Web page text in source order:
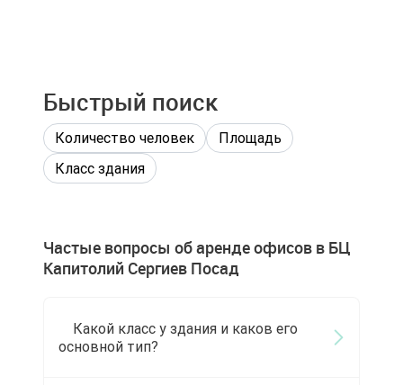
Быстрый поиск
Количество человек
Площадь
Класс здания
Частые вопросы об аренде офисов в БЦ
Капитолий Сергиев Посад
Какой класс у здания и каков его
основной тип?